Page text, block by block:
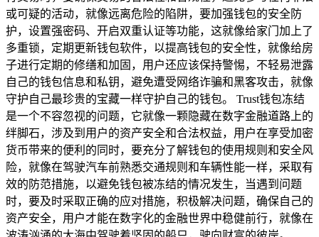
或可疑的活动，就像远离危险的陷阱，要加强钱包的安全防
护，设置强密码、开启双重认证等功能，这就像给家门加上了
多重锁，定期更新钱包软件，以提高钱包的安全性，就像给房
子进行定期的修缮和加固，用户还应该保持警惕，不轻易泄露
自己的钱包信息和私钥，避免遭受网络诈骗和黑客攻击，就像
守护自己最珍贵的宝藏一样守护自己的钱包。 Trust钱包冻结
是一个不容忽视的问题，它就像一颗隐藏在数字金融道路上的
绊脚石，涉及到用户的资产安全和合法权益，用户在享受加密
货币带来的便利的同时，要充分了解钱包的使用规则和安全风
险，就像在驾驶汽车前熟悉交通规则和车辆性能一样，采取有
效的防范措施，以避免钱包被冻结的情况发生，当遇到问题
时，要及时采取正确的应对措施，积极解决问题，确保自己的
资产安全，用户才能在数字化的金融世界中稳健前行，就像在